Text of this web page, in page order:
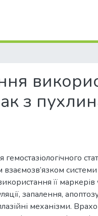
з
взаємозв’язком
її маркерів
запалення,
механізми.